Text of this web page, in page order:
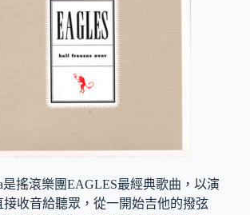
是搖滾樂團EAGLES最經典歌曲，以演
接收音給聽眾，從一開始吉他的撥弦